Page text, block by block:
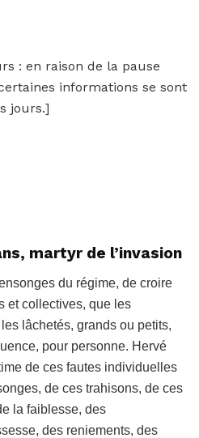
: en raison de la pause
informations se sont
jours.]
martyr de l’invasion
du régime, de croire
et collectives, que les
lâchetés, grands ou petits,
pour personne. Hervé
de ces fautes individuelles
de ces trahisons, de ces
la faiblesse, des
des reniements, des